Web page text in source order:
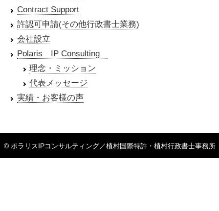
Contract Support
許認可申請(その他行政書士業務)
会社設立
Polaris IP Consulting
理念・ミッション
代表メッセージ
実績・お客様の声
© ポラリスIPコンサルティング／植村国際特許・植村行政書士事務所